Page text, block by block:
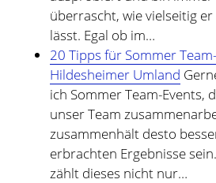
überrascht, wie vielseitig
lässt. Egal ob im…
20 Tipps für Sommer
Hildesheimer Umland
ich Sommer Team-Events,
unser Team
zusammenhält desto
erbrachten Ergebnisse
zählt dieses nicht nur…